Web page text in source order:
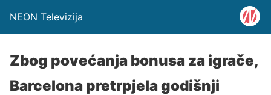
NEON Televizija
Zbog povećanja bonusa za igrače,
Barcelona pretrpjela godišnji